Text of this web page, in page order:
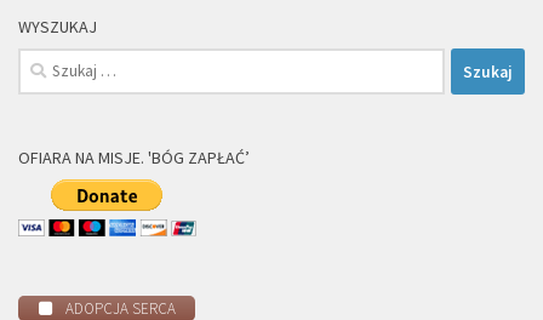
WYSZUKAJ
Szukaj:
OFIARA NA MISJE. 'BÓG ZAPŁAĆ’
ADOPCJA SERCA